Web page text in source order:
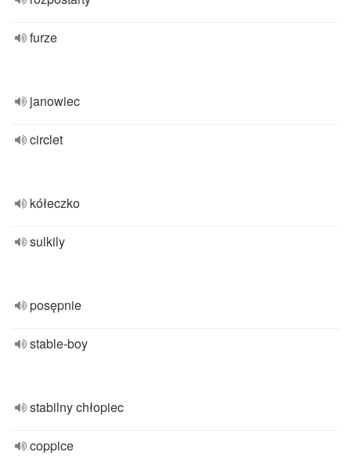
furze
janowiec
circlet
kółeczko
sulkily
posępnie
stable-boy
stabilny chłopiec
coppice